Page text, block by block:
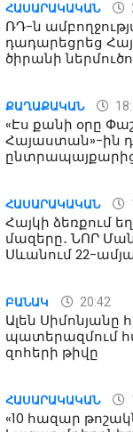
ՀԱՍԱՐԱԿԱԿԱՆ
ՌԴ-ն
դադարեցրեց
ծիրանի
ՔԱՂԱՔԱԿԱՆ
«Էս քանի օրը
Հայաստան»-ին
ՀԱՍԱՐԱԿԱԿԱՆ
Հայկի ձեռքում
մազերը․ ՆՈՐ
Սևանում 22-
ԲԱՆԱԿ 20:42
Ալեն Սիմոնյանը
պատերազմում
զոհերի թիվը
ՀԱՍԱՐԱԿԱԿԱՆ
«10 հազար